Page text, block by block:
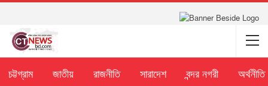
চট্টগ্রাম জাতীয় রাজনীতি সারাদেশ বন্দর নগরী অর্থনীতি